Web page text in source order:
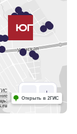
Открыть в 2ГИС